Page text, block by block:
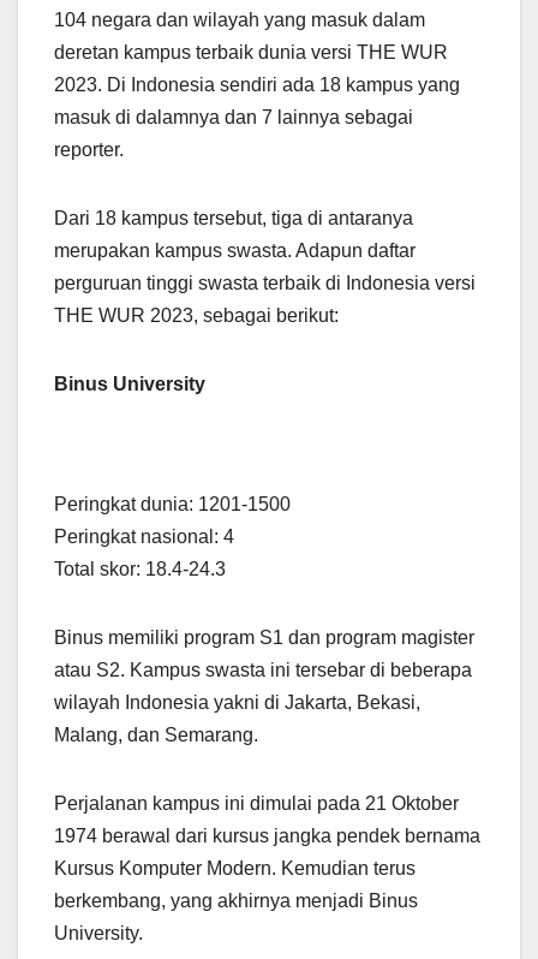
104 negara dan wilayah yang masuk dalam
deretan kampus terbaik dunia versi THE WUR
2023. Di Indonesia sendiri ada 18 kampus yang
masuk di dalamnya dan 7 lainnya sebagai
reporter.
Dari 18 kampus tersebut, tiga di antaranya
merupakan kampus swasta. Adapun daftar
perguruan tinggi swasta terbaik di Indonesia versi
THE WUR 2023, sebagai berikut:
Binus University
Peringkat dunia: 1201-1500
Peringkat nasional: 4
Total skor: 18.4-24.3
Binus memiliki program S1 dan program magister
atau S2. Kampus swasta ini tersebar di beberapa
wilayah Indonesia yakni di Jakarta, Bekasi,
Malang, dan Semarang.
Perjalanan kampus ini dimulai pada 21 Oktober
1974 berawal dari kursus jangka pendek bernama
Kursus Komputer Modern. Kemudian terus
berkembang, yang akhirnya menjadi Binus
University.